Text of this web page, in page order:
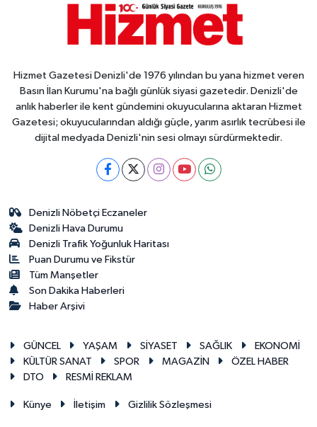
Hizmet Gazetesi Denizli'de 1976 yılından bu yana hizmet veren
Basın İlan Kurumu'na bağlı günlük siyasi gazetedir. Denizli'de
anlık haberler ile kent gündemini okuyucularına aktaran Hizmet
Gazetesi; okuyucularından aldığı güçle, yarım asırlık tecrübesi ile
dijital medyada Denizli'nin sesi olmayı sürdürmektedir.
Denizli Nöbetçi Eczaneler
Denizli Hava Durumu
Denizli Trafik Yoğunluk Haritası
Puan Durumu ve Fikstür
Tüm Manşetler
Son Dakika Haberleri
Haber Arşivi
GÜNCEL YAŞAM SİYASET SAĞLIK
EKONOMİ
KÜLTÜR SANAT
SPOR MAGAZİN
ÖZEL HABER
DTO
RESMİ REKLAM
Künye İletişim Gizlilik Sözleşmesi